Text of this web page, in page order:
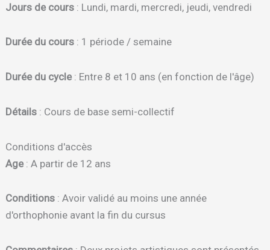
Jours de cours : Lundi, mardi, mercredi, jeudi, vendredi
Durée du cours : 1 période / semaine
Durée du cycle: Entre 8 et 10 ans (en fonction de l'âge)
Détails : Cours de base semi-collectif
Conditions d'accès
Age: A partir de 12 ans
Conditions : Avoir validé au moins une année
d'orthophonie avant la fin du cursus